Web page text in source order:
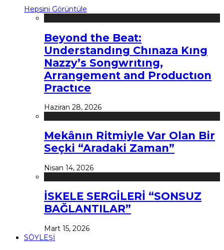
Hepsini Görüntüle
Beyond the Beat:
Understandıng Chınaza Kıng
Nazzy’s Songwrıtıng,
Arrangement and Productıon
Practıce
Haziran 28, 2026
Mekânın Ritmiyle Var Olan Bir
Seçki “Aradaki Zaman”
Nisan 14, 2026
İSKELE SERGİLERİ “SONSUZ
BAĞLANTILAR”
Mart 15, 2026
SÖYLEŞİ